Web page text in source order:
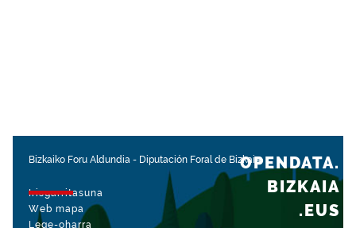
Bizkaiko Foru Aldundia - Diputación Foral de Bizkaia
Irisgarritasuna
Web mapa
Lege-oharra
OPENDATA.
BIZKAIA
.EUS